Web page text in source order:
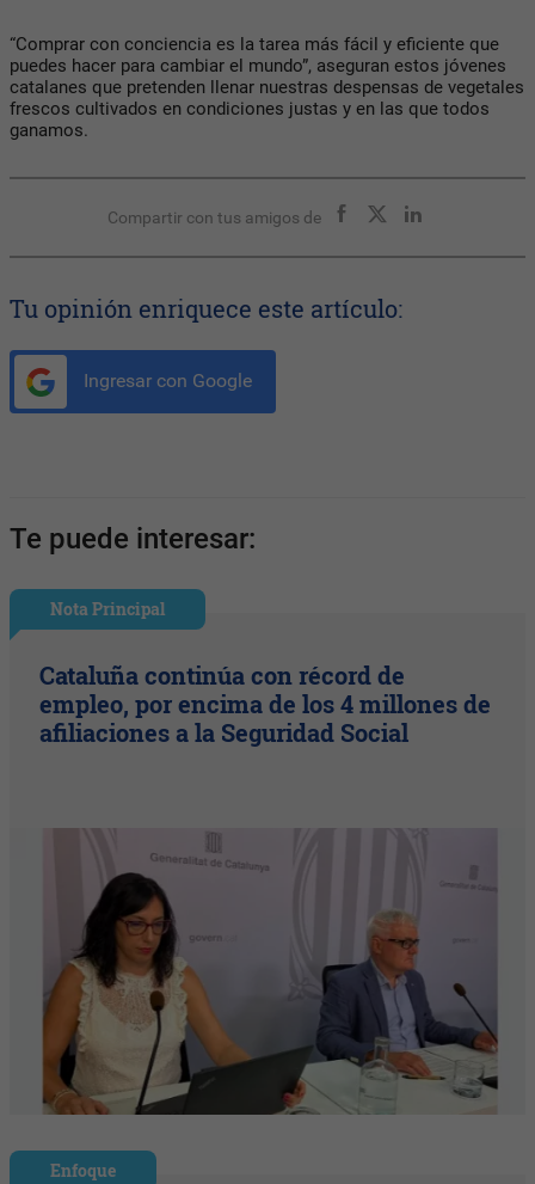
“Comprar con conciencia es la tarea más fácil y eficiente que
puedes hacer para cambiar el mundo”, aseguran estos jóvenes
catalanes que pretenden llenar nuestras despensas de vegetales
frescos cultivados en condiciones justas y en las que todos
ganamos.
Compartir con tus amigos de
Tu opinión enriquece este artículo:
Ingresar con Google
Te puede interesar:
Nota Principal
Cataluña continúa con récord de
empleo, por encima de los 4 millones de
afiliaciones a la Seguridad Social
Enfoque